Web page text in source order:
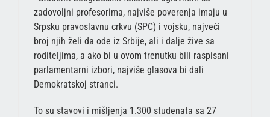
zadovoljni profesorima, najviše poverenja imaju u
Srpsku pravoslavnu crkvu (SPC) i vojsku, najveći
broj njih želi da ode iz Srbije, ali i dalje žive sa
roditeljima, a ako bi u ovom trenutku bili raspisani
parlamentarni izbori, najviše glasova bi dali
Demokratskoj stranci.
To su stavovi i mišljenja 1.300 studenata sa 27